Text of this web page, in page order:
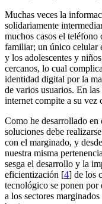
Muchas veces la
solidariamente
muchos casos el
familiar; un único celular
y los adolescentes y
cercanos, lo cual
identidad digital por la
de varios usuarios. En
internet compite a su
Como he desarrollado en
soluciones debe
con el marginado, y
nuestra misma
sesga el desarrollo y la
eficientización [4] de los
tecnológico se ponen por
a los sectores